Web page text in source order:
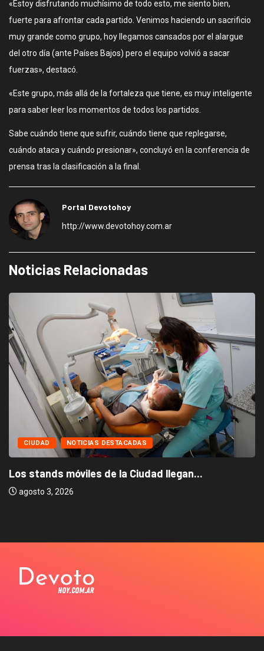
«Estoy disfrutando muchísimo de todo esto, me siento bien,
fuerte para afrontar cada partido. Venimos haciendo un sacrificio
muy grande como grupo, hoy llegamos cansados por el alargue
del otro día (ante Países Bajos) pero el equipo volvió a sacar
fuerzas», destacó.
«Este grupo, más allá de la fortaleza que tiene, es muy inteligente
para saber leer los momentos de todos los partidos.
Sabe cuándo tiene que sufrir, cuándo tiene que replegarse,
cuándo ataca y cuándo presionar», concluyó en la conferencia de
prensa tras la clasificación a la final.
Portal Devotohoy
http://www.devotohoy.com.ar
Noticias Relacionadas
CIUDAD NOTICIAS DESTACADAS
Los stands móviles de la Ciudad llegan...
agosto 3, 2026